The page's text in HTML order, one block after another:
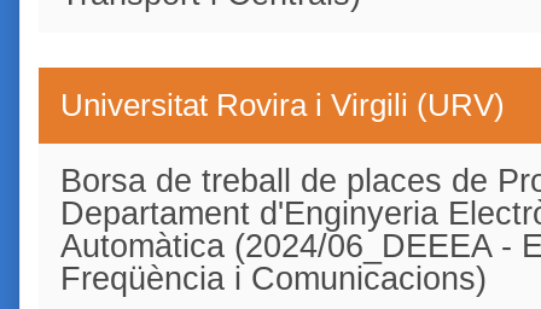
Universitat Rovira i Virgili (URV)
Borsa de treball de places de
Departament d'Enginyeria
Automàtica (2024/06_DEEEA -
Freqüència i Comunicacions)